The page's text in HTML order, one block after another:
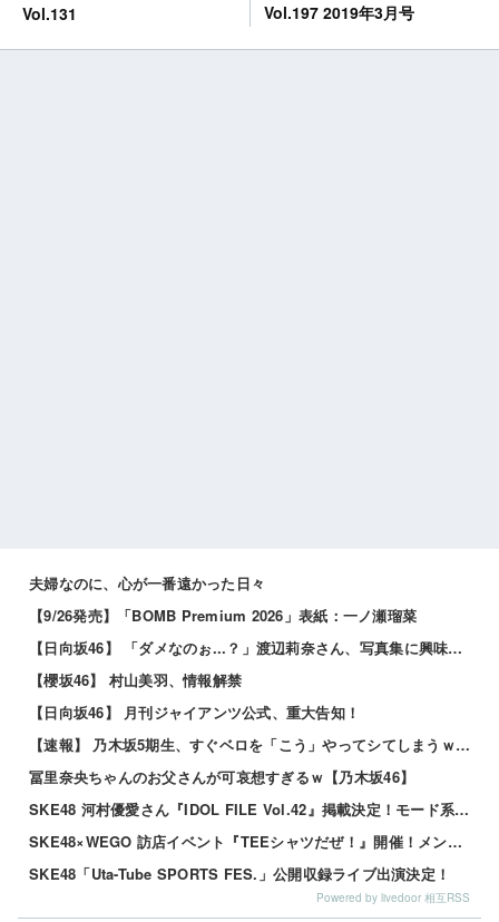
Vol.131 Vol.197 2019年3月号
夫婦なのに、心が一番遠かった日々
【9/26発売】「BOMB Premium 2026」表紙：一ノ瀬瑠菜
【日向坂46】 「ダメなのぉ...？」渡辺莉奈さん、写真集に興味津々
【櫻坂46】 村山美羽、情報解禁
【日向坂46】 月刊ジャイアンツ公式、重大告知！
【速報】 乃木坂5期生、すぐベロを「こう」やってシてしまうｗｗｗｗｗｗ
冨里奈央ちゃんのお父さんが可哀想すぎるｗ【乃木坂46】
SKE48 河村優愛さん『IDOL FILE Vol.42』掲載決定！モード系ファッションで新たな魅力を披露
SKE48×WEGO 訪店イベント『TEEシャツだぜ！』開催！メンバーが大須店でコーディネート【SNSまとめ】
SKE48「Uta-Tube SPORTS FES.」公開収録ライブ出演決定！
Powered by livedoor 相互RSS